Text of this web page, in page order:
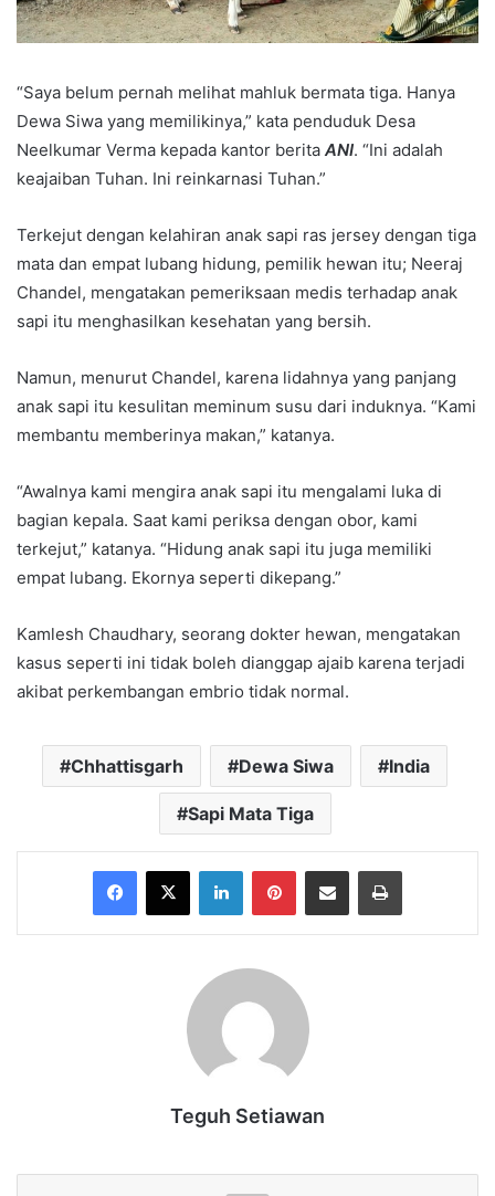
“Saya belum pernah melihat mahluk bermata tiga. Hanya
Dewa Siwa yang memilikinya,” kata penduduk Desa
Neelkumar Verma kepada kantor berita ANI. “Ini adalah
keajaiban Tuhan. Ini reinkarnasi Tuhan.”
Terkejut dengan kelahiran anak sapi ras jersey dengan tiga
mata dan empat lubang hidung, pemilik hewan itu; Neeraj
Chandel, mengatakan pemeriksaan medis terhadap anak
sapi itu menghasilkan kesehatan yang bersih.
Namun, menurut Chandel, karena lidahnya yang panjang
anak sapi itu kesulitan meminum susu dari induknya. “Kami
membantu memberinya makan,” katanya.
“Awalnya kami mengira anak sapi itu mengalami luka di
bagian kepala. Saat kami periksa dengan obor, kami
terkejut,” katanya. “Hidung anak sapi itu juga memiliki
empat lubang. Ekornya seperti dikepang.”
Kamlesh Chaudhary, seorang dokter hewan, mengatakan
kasus seperti ini tidak boleh dianggap ajaib karena terjadi
akibat perkembangan embrio tidak normal.
Chhattisgarh Dewa Siwa India
Sapi Mata Tiga
Facebook
X LinkedInPinterestShare via Email Print
Teguh Setiawan